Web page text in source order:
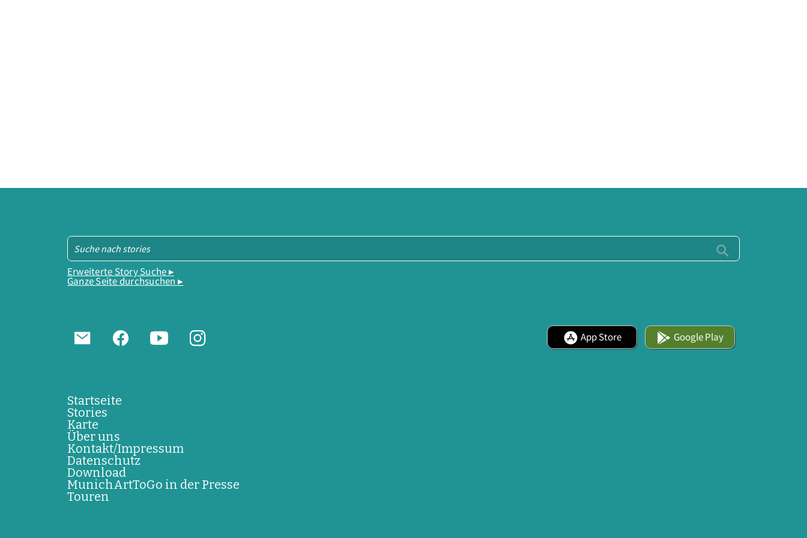
Erweiterte Story Suche ▸
Ganze Seite durchsuchen ▸
App Store Google Play
Startseite
Stories
Karte
Über uns
Kontakt/Impressum
Datenschutz
Download
MunichArtToGo in der Presse
Touren